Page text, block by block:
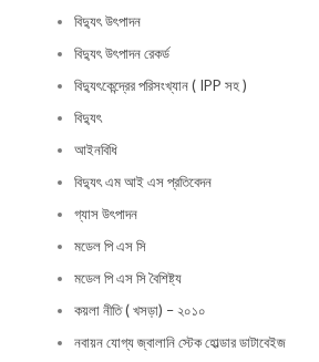
বিদ্যুৎ উৎপাদন
বিদ্যুৎ উৎপাদন রেকর্ড
বিদ্যুৎকেন্দ্রের পরিসংখ্যান ( IPP সহ )
বিদ্যুৎ
আইনবিধি
বিদ্যুৎ এম আই এস প্রতিবেদন
গ্যাস উৎপাদন
মডেল পি এস সি
মডেল পি এস সি বৈশিষ্ট্য
কয়লা নীতি ( খসড়া) – ২০১০
নবায়ন যোগ্য জ্বালানি স্টেক হোল্ডার ডাটাবেইজ